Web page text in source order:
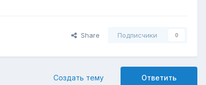
Share Подписчики 0
Ответить
Создать тему